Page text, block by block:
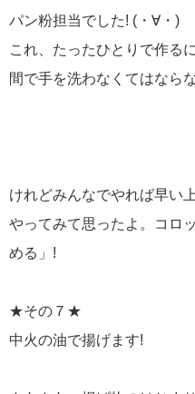
パン粉担当でした! (・∀・)
これ、たったひとりで作る
間で手を洗わなくてはなら
けれどみんなでやれば早い
やってみて思ったよ。コロ
める」!
★その７★
中火の油で揚げます!